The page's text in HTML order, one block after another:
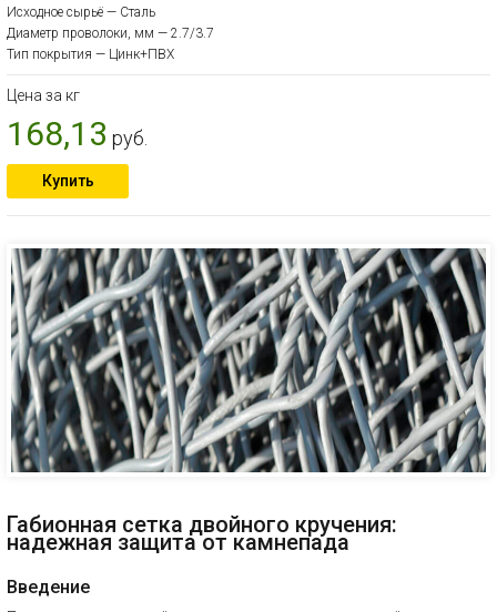
Исходное сырьё — Сталь
Диаметр проволоки, мм — 2.7/3.7
Тип покрытия — Цинк+ПВХ
Цена за кг
168,13 руб.
Купить
Габионная сетка двойного кручения:
надежная защита от камнепада
Введение